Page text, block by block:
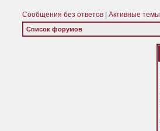
Сообщения без ответов Активные темы
Список форумов